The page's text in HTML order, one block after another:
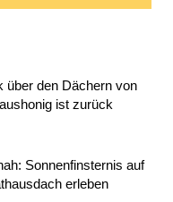
über den Dächern von
ist zurück
Sonnenfinsternis auf
erleben